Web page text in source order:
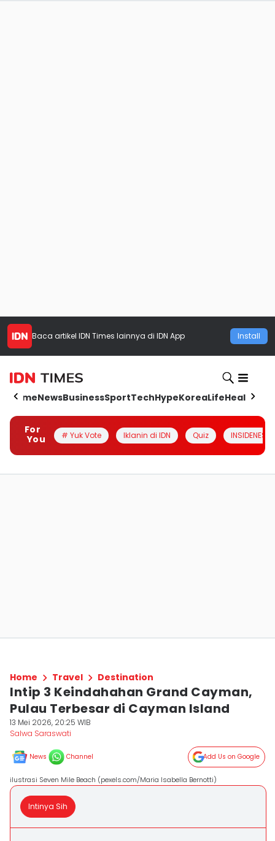
Baca artikel IDN Times lainnya di IDN App Install
HomeNewsBusinessSportTechHypeKoreaLifeHealth
For
You
# Yuk Vote Iklanin di IDN Quiz INSIDENESIA
Home Travel Destination
Intip 3 Keindahahan Grand Cayman,
Pulau Terbesar di Cayman Island
13 Mei 2026, 20:25 WIB
Salwa Saraswati
News Channel Add Us on Google
ilustrasi Seven Mile Beach (pexels.com/Maria Isabella Bernotti)
Intinya Sih